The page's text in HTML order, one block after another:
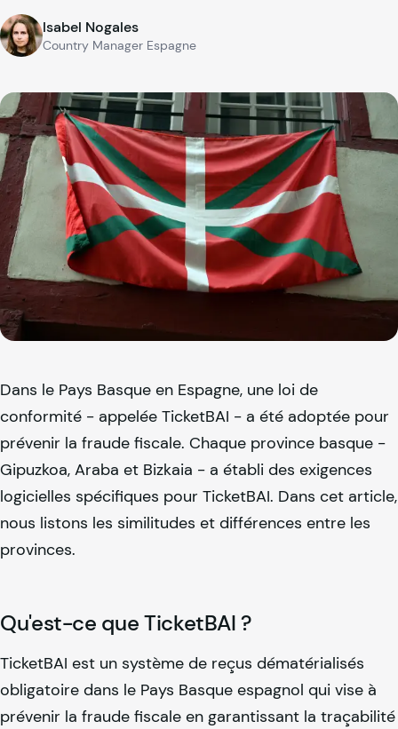
Isabel Nogales
Country Manager Espagne
Dans le Pays Basque en Espagne, une loi de
conformité - appelée TicketBAI - a été adoptée pour
prévenir la fraude fiscale. Chaque province basque -
Gipuzkoa, Araba et Bizkaia - a établi des exigences
logicielles spécifiques pour TicketBAI. Dans cet article,
nous listons les similitudes et différences entre les
provinces.
Qu'est-ce que TicketBAI ?
TicketBAI est un système de reçus dématérialisés
obligatoire dans le Pays Basque espagnol qui vise à
prévenir la fraude fiscale en garantissant la traçabilité